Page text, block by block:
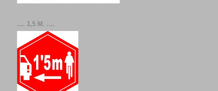
.... 1,5 M. ....